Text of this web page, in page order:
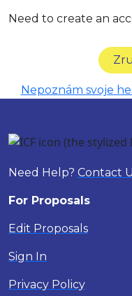
Need to create an
Nepoznám svoje
Need Help? Contact
For Proposals
Edit Proposals
Sign In
Privacy Policy